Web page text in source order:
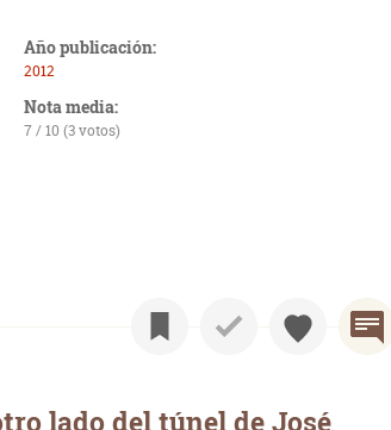
Año publicación:
2012
Nota media:
7 / 10 (3 votos)
lado del túnel de José